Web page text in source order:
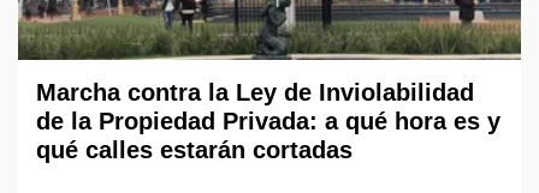
Marcha contra la Ley de Inviolabilidad
de la Propiedad Privada: a qué hora es y
qué calles estarán cortadas